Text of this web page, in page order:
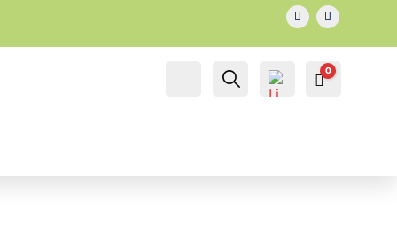
IL MIO
ACCOUNT
Cerca... Carrello
0